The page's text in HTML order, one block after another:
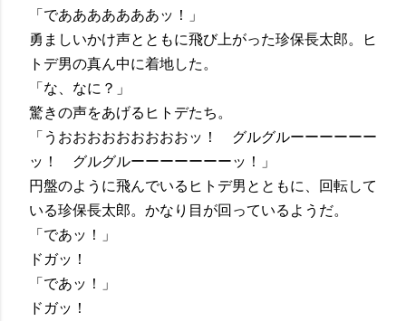
「であああああああッ！」
勇ましいかけ声とともに飛び上がった珍保長太郎。ヒ
トデ男の真ん中に着地した。
「な、なに？」
驚きの声をあげるヒトデたち。
「うおおおおおおおおおッ！ グルグルーーーーーー
ッ！ グルグルーーーーーーーッ！」
円盤のように飛んでいるヒトデ男とともに、回転して
いる珍保長太郎。かなり目が回っているようだ。
「であッ！」
ドガッ！
「であッ！」
ドガッ！